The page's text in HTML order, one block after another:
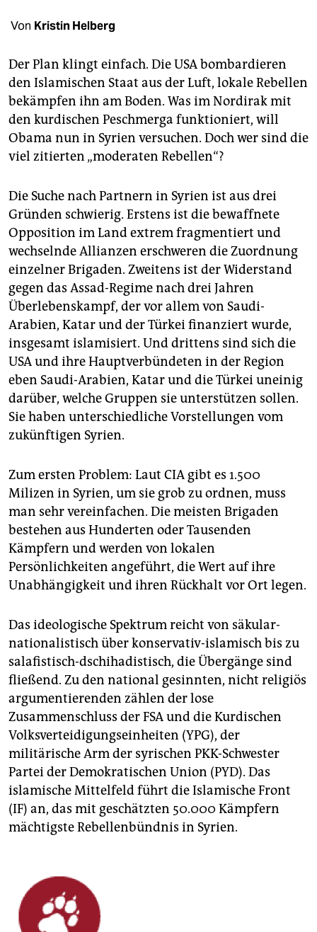
veranstaltungen
fragen & hilfe
unterstützen
abo
genossenschaft
epaper login
Von Kristin Helberg
Der Plan klingt einfach. Die USA bombardieren
den Islamischen Staat aus der Luft, lokale Rebellen
bekämpfen ihn am Boden. Was im Nordirak mit
den kurdischen Peschmerga funktioniert, will
Obama nun in Syrien versuchen. Doch wer sind die
viel zitierten „moderaten Rebellen“?
Die Suche nach Partnern in Syrien ist aus drei
Gründen schwierig. Erstens ist die bewaffnete
Opposition im Land extrem fragmentiert und
wechselnde Allianzen erschweren die Zuordnung
einzelner Brigaden. Zweitens ist der Widerstand
gegen das Assad-Regime nach drei Jahren
Überlebenskampf, der vor allem von Saudi-
Arabien, Katar und der Türkei finanziert wurde,
insgesamt islamisiert. Und drittens sind sich die
USA und ihre Hauptverbündeten in der Region
eben Saudi-Arabien, Katar und die Türkei uneinig
darüber, welche Gruppen sie unterstützen sollen.
Sie haben unterschiedliche Vorstellungen vom
zukünftigen Syrien.
Zum ersten Problem: Laut CIA gibt es 1.500
Milizen in Syrien, um sie grob zu ordnen, muss
man sehr vereinfachen. Die meisten Brigaden
bestehen aus Hunderten oder Tausenden
Kämpfern und werden von lokalen
Persönlichkeiten angeführt, die Wert auf ihre
Unabhängigkeit und ihren Rückhalt vor Ort legen.
Das ideologische Spektrum reicht von säkular-
nationalistisch über konservativ-islamisch bis zu
salafistisch-dschihadistisch, die Übergänge sind
fließend. Zu den national gesinnten, nicht religiös
argumentierenden zählen der lose
Zusammenschluss der FSA und die Kurdischen
Volksverteidigungseinheiten (YPG), der
militärische Arm der syrischen PKK-Schwester
Partei der Demokratischen Union (PYD). Das
islamische Mittelfeld führt die Islamische Front
(IF) an, das mit geschätzten 50.000 Kämpfern
mächtigste Rebellenbündnis in Syrien.